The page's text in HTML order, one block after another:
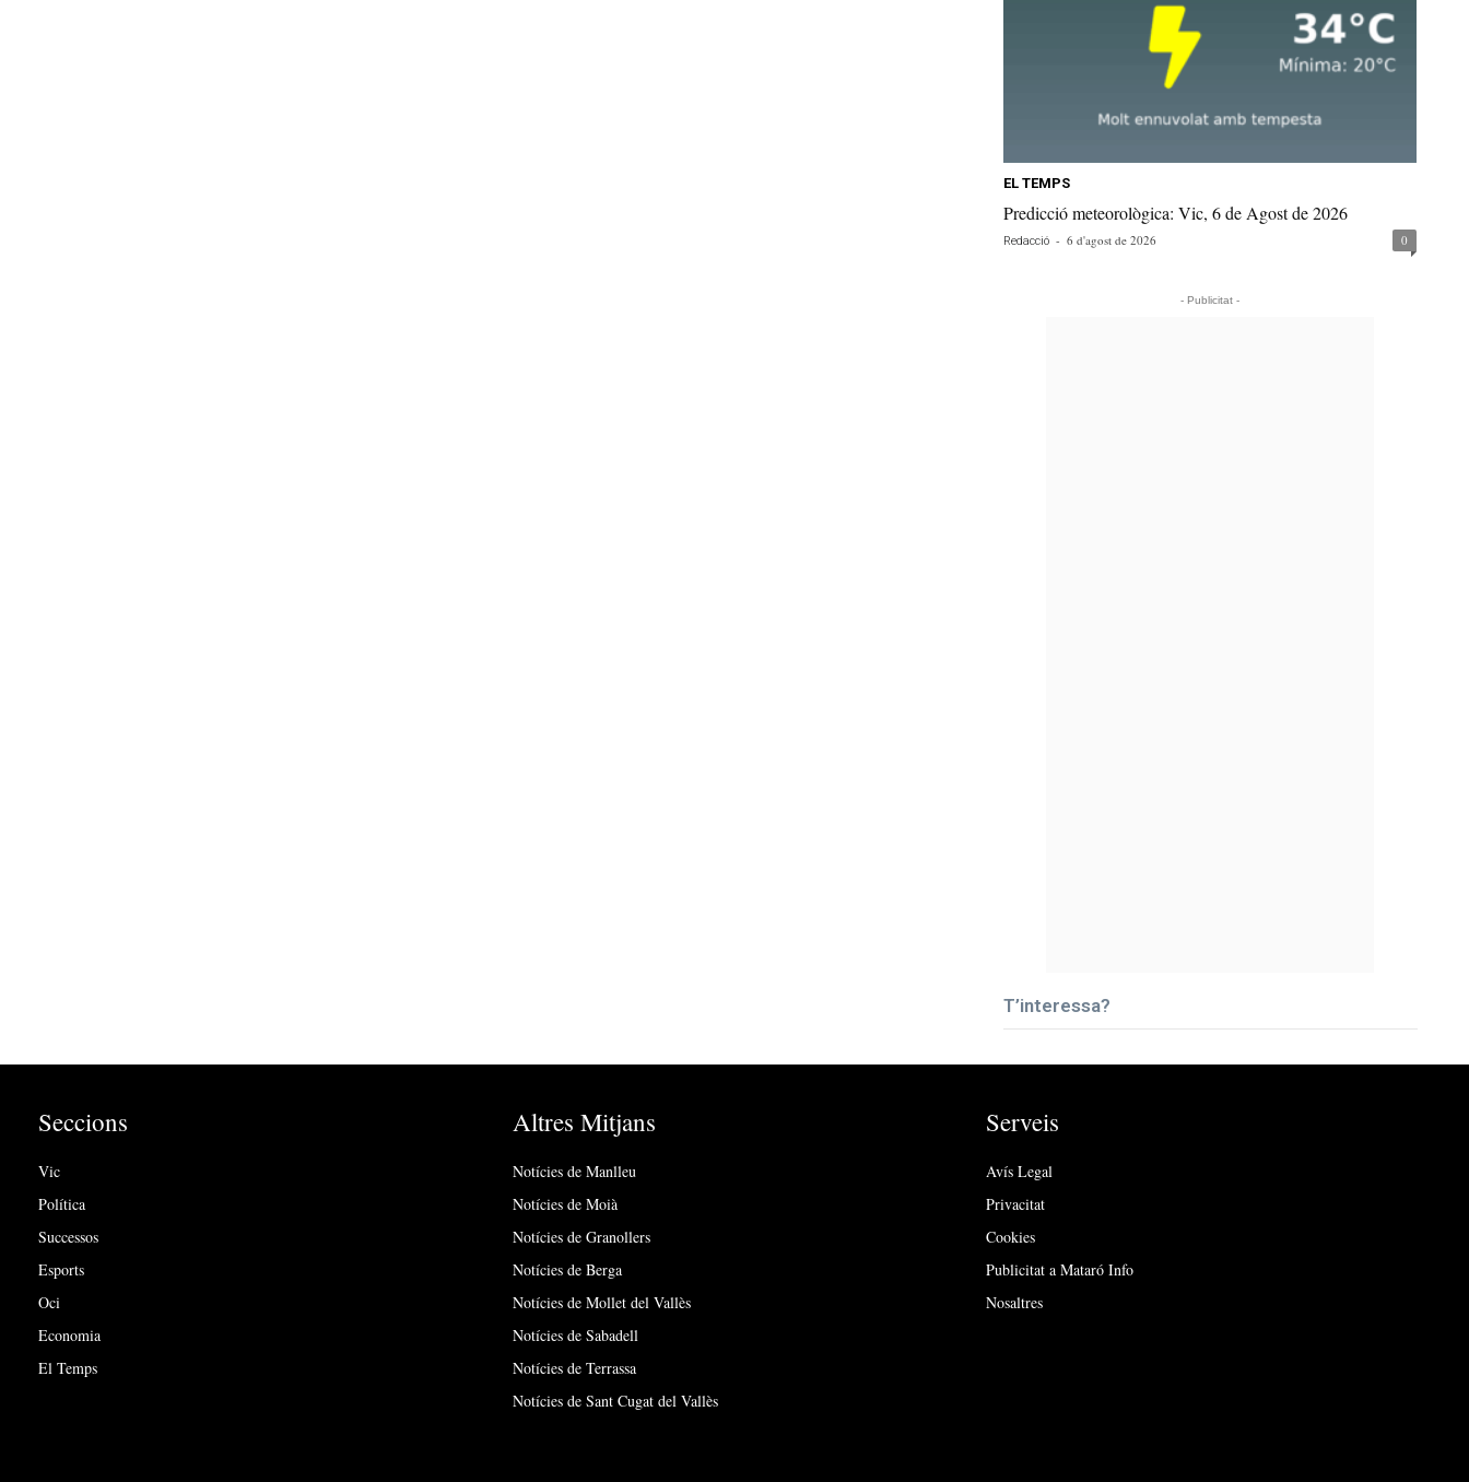
EL TEMPS
Predicció meteorològica: Vic, 6 de Agost de 2026
Redacció - 6 d'agost de 2026 0
- Publicitat -
T’interessa?
Seccions
Vic
Política
Successos
Esports
Oci
Economia
El Temps
Altres Mitjans
Notícies de Manlleu
Notícies de Moià
Notícies de Granollers
Notícies de Berga
Notícies de Mollet del Vallès
Notícies de Sabadell
Notícies de Terrassa
Notícies de Sant Cugat del Vallès
Serveis
Avís Legal
Privacitat
Cookies
Publicitat a Mataró Info
Nosaltres